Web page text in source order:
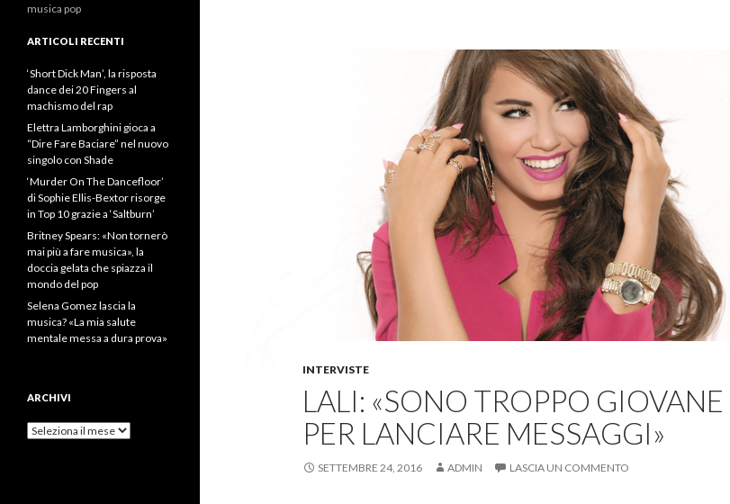
INTERVISTE
LALI: «SONO TROPPO GIOVANE
PER LANCIARE MESSAGGI»
SETTEMBRE 24, 2016 ADMIN LASCIA UN COMMENTO
musica pop
ARTICOLI RECENTI
‘Short Dick Man’, la risposta
dance dei 20 Fingers al
machismo del rap
Elettra Lamborghini gioca a
“Dire Fare Baciare” nel nuovo
singolo con Shade
‘Murder On The Dancefloor’
di Sophie Ellis-Bextor risorge
in Top 10 grazie a ‘Saltburn’
Britney Spears: «Non tornerò
mai più a fare musica», la
doccia gelata che spiazza il
mondo del pop
Selena Gomez lascia la
musica? «La mia salute
mentale messa a dura prova»
ARCHIVI
Archivi